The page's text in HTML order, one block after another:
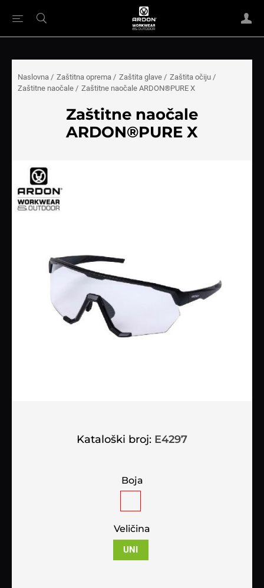
Naslovna / Zaštitna oprema / Zaštita glave / Zaštita očiju /
Zaštitne naočale / Zaštitne naočale ARDON®PURE X
Zaštitne naočale
ARDON®PURE X
Kataloški broj: E4297
Boja
Veličina
UNI